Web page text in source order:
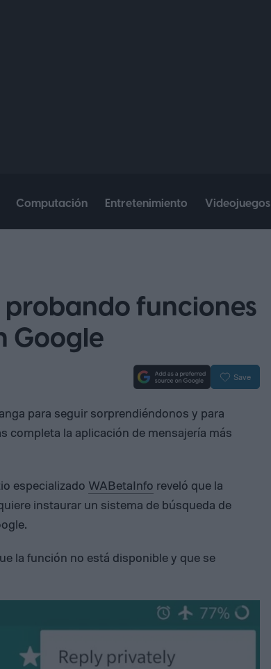
Computación Entretenimiento Videojuegos
funciones
Google
Save
para seguir sorprendiéndonos y para
completa la aplicación de mensajería más
especializado WABetaInfo reveló que la
instaurar un sistema de búsqueda de
la función no está disponible y que se